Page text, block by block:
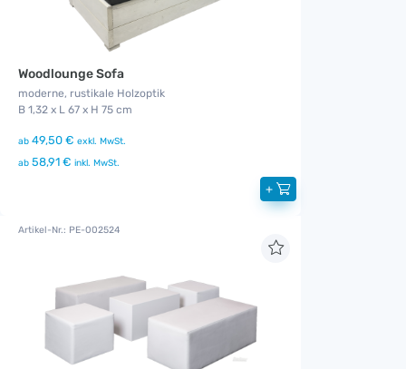
Woodlounge Sofa
moderne, rustikale Holzoptik
B 1,32 x L 67 x H 75 cm
ab 49,50 € exkl. MwSt.
ab 58,91 € inkl. MwSt.
+
Artikel-Nr.: PE-002524